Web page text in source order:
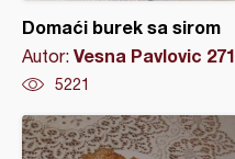
Domaći burek sa sirom
Autor: Vesna Pavlovic 271
5221